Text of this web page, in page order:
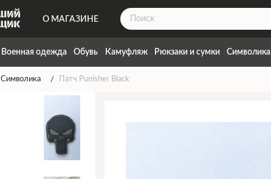
О МАГАЗИНЕ
ДОСТАВКА
КОНТАКТЫ
ТАБЛИЦА РАЗМЕРОВ
ГАРАНТИЯ
Военная одежда Обувь Камуфляж Рюкзаки и сумки Символика
Символика Патч Punisher Black